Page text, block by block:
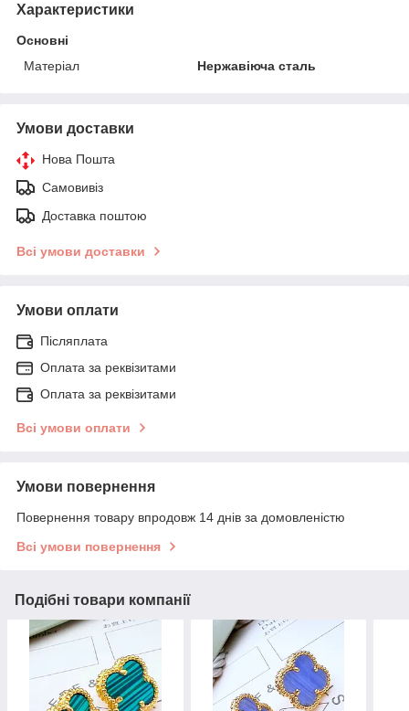
Характеристики
Основні
Матеріал
Нержавіюча сталь
Умови доставки
Нова Пошта
Самовивіз
Доставка поштою
Всі умови доставки
Умови оплати
Післяплата
Оплата за реквізитами
Оплата за реквізитами
Всі умови оплати
Умови повернення
Повернення товару впродовж 14 днів за домовленістю
Всі умови повернення
Подібні товари компанії